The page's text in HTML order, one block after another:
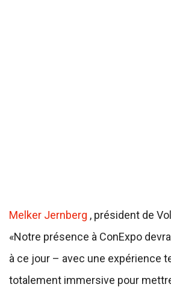
Melker Jernberg , président de
«Notre présence à ConExpo
à ce jour – avec une expérience
totalement immersive pour